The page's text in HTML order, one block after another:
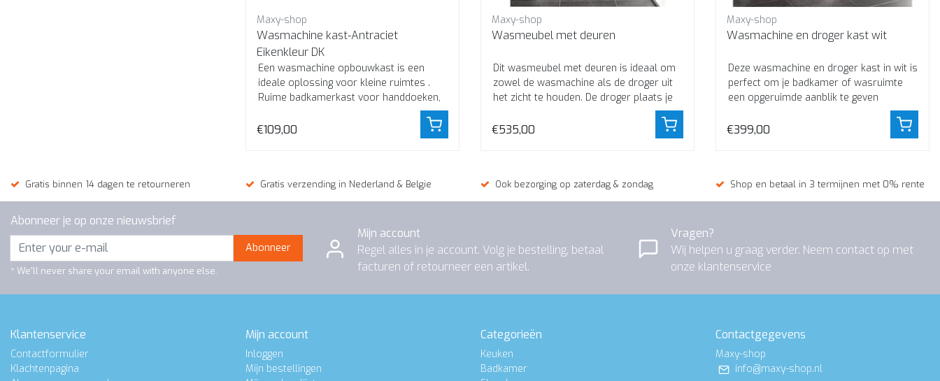
Maxy-shop
Wasmachine kast-Antraciet
Eikenkleur DK
Een wasmachine opbouwkast is een
ideale oplossing voor kleine ruimtes .
Ruime badkamerkast voor handdoeken,
€109,00
Maxy-shop
Wasmeubel met deuren
Dit wasmeubel met deuren is ideaal om
zowel de wasmachine als de droger uit
het zicht te houden. De droger plaats je
€535,00
Maxy-shop
Wasmachine en droger kast wit
Deze wasmachine en droger kast in wit is
perfect om je badkamer of wasruimte
een opgeruimde aanblik te geven
€399,00
Gratis binnen 14 dagen te retourneren Gratis verzending in Nederland & Belgie Ook bezorging op zaterdag & zondag Shop en betaal in 3 termijnen met 0% rente
Abonneer je op onze nieuwsbrief
Abonneer
* We'll never share your email with anyone else.
Mijn account
Regel alles in je account. Volg je bestelling, betaal
facturen of retourneer een artikel.
Vragen?
Wij helpen u graag verder. Neem contact op met
onze klantenservice
Klantenservice
Contactformulier
Klachtenpagina
Mijn account
Inloggen
Mijn bestellingen
Categorieën
Keuken
Badkamer
Contactgegevens
Maxy-shop
info@maxy-shop.nl